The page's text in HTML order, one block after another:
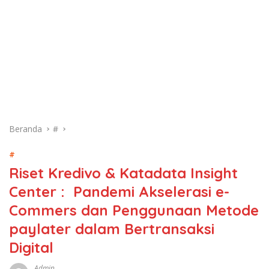
Beranda #
#
Riset Kredivo & Katadata Insight
Center : Pandemi Akselerasi e-
Commers dan Penggunaan Metode
paylater dalam Bertransaksi
Digital